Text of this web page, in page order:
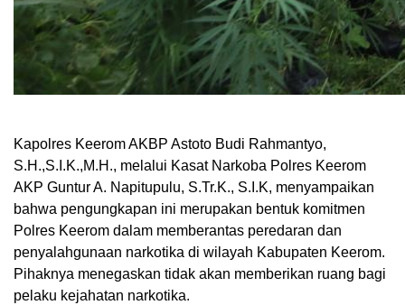
Kapolres Keerom AKBP Astoto Budi Rahmantyo,
S.H.,S.I.K.,M.H., melalui Kasat Narkoba Polres Keerom
AKP Guntur A. Napitupulu, S.Tr.K., S.I.K, menyampaikan
bahwa pengungkapan ini merupakan bentuk komitmen
Polres Keerom dalam memberantas peredaran dan
penyalahgunaan narkotika di wilayah Kabupaten Keerom.
Pihaknya menegaskan tidak akan memberikan ruang bagi
pelaku kejahatan narkotika.